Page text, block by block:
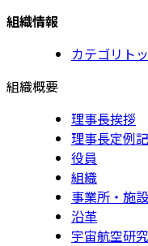
組織情報
カテゴリト
組織概要
理事長挨拶
理事長定例
役員
組織
事業所・施設
沿革
宇宙航空研